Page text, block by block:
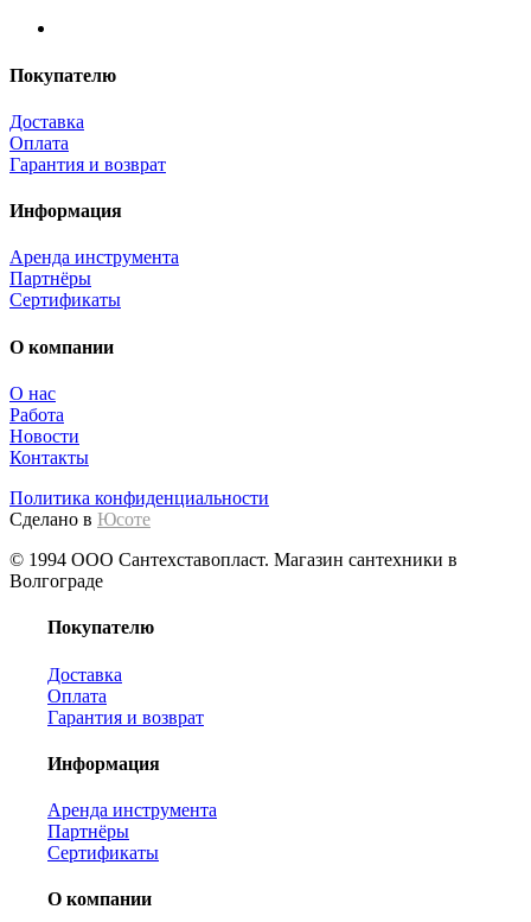
Покупателю
Доставка
Оплата
Гарантия и возврат
Информация
Аренда инструмента
Партнёры
Сертификаты
О компании
О нас
Работа
Новости
Контакты
Политика конфиденциальности
Сделано в Юсоте
© 1994 ООО Сантехставопласт. Магазин сантехники в
Волгограде
Покупателю
Доставка
Оплата
Гарантия и возврат
Информация
Аренда инструмента
Партнёры
Сертификаты
О компании